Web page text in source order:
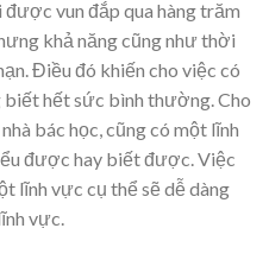
vun đắp qua hàng trăm
khả năng cũng như thời
Điều đó khiến cho việc có
biết hết sức bình thường. Cho
bác học, cũng có một lĩnh
được hay biết được. Việc
lĩnh vực cụ thể sẽ dễ dàng
vực.